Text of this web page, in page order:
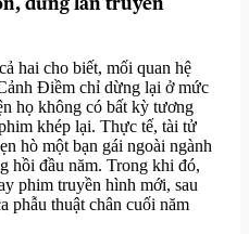
hai cho biết, mối quan hệ
Điềm chỉ dừng lại ở mức
họ không có bất kỳ tương
khép lại. Thực tế, tài tử
hò một bạn gái ngoài ngành
hồi đầu năm. Trong khi đó,
phim truyền hình mới, sau
phẫu thuật chân cuối năm